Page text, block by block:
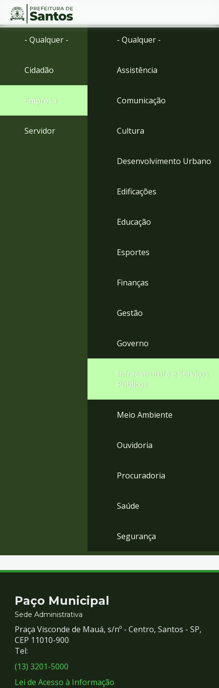
Ir
Ir
menu
Conteúdo
- Qualquer -
Cidadão
Empresa
Servidor
- Qualquer -
Assistência
Comunicação
Cultura
Desenvolvimento Urbano
Edificações
Educação
Esportes
Finanças
Gestão
Governo
Infraestrutura e Serviços
Públicos
Meio Ambiente
Ouvidoria
Procuradoria
Saúde
Segurança
Contato
e
Redes
Sociais
Paço Municipal
Sede Administrativa
Praça Visconde de Mauá, s/nº - Centro, Santos - SP,
CEP 11010-900
Tel:
(13) 3201-5000
Lei de Acesso à Informação